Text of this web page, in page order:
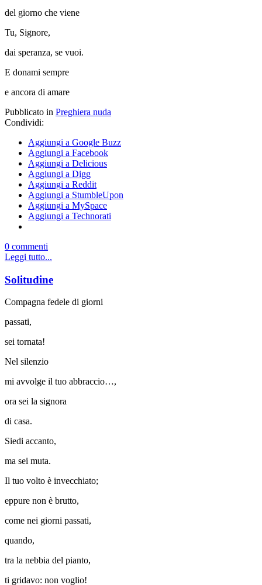
del giorno che viene
Tu, Signore,
dai speranza, se vuoi.
E donami sempre
e ancora di amare
Pubblicato in Preghiera nuda
Condividi:
Aggiungi a Google Buzz
Aggiungi a Facebook
Aggiungi a Delicious
Aggiungi a Digg
Aggiungi a Reddit
Aggiungi a StumbleUpon
Aggiungi a MySpace
Aggiungi a Technorati
0 commenti
Leggi tutto...
Solitudine
Compagna fedele di giorni
passati,
sei tornata!
Nel silenzio
mi avvolge il tuo abbraccio…,
ora sei la signora
di casa.
Siedi accanto,
ma sei muta.
Il tuo volto è invecchiato;
eppure non è brutto,
come nei giorni passati,
quando,
tra la nebbia del pianto,
ti gridavo: non voglio!